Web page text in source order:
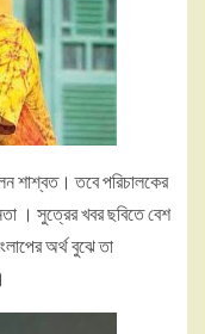
শাশ্বত। তবে পরিচালকের
। সুত্রের খবর ছবিতে বেশ
অর্থ বুঝে তা